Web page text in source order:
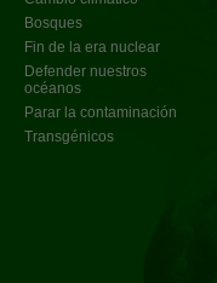
Bosques
Fin de la era nuclear
Defender nuestros
océanos
Parar la contaminación
Transgénicos